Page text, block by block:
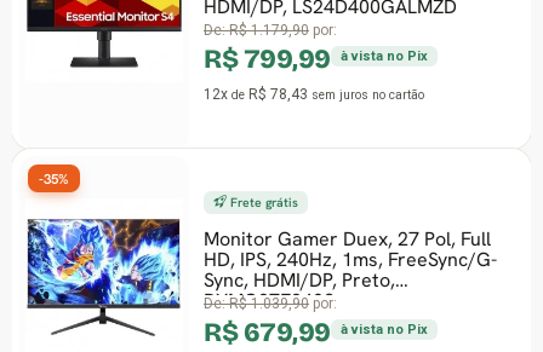
HDMI/DP, LS24D400GALMZD
De:R$ 1.179,90por:
R$ 799,99 à vista no Pix
12xdeR$ 78,43sem juros no cartão
Frete grátis
Monitor Gamer Duex, 27 Pol, Full
HD, IPS, 240Hz, 1ms, FreeSync/G-
Sync, HDMI/DP, Preto,
DXMO27F240S
De:R$ 1.039,90por:
R$ 679,99 à vista no Pix
-35%